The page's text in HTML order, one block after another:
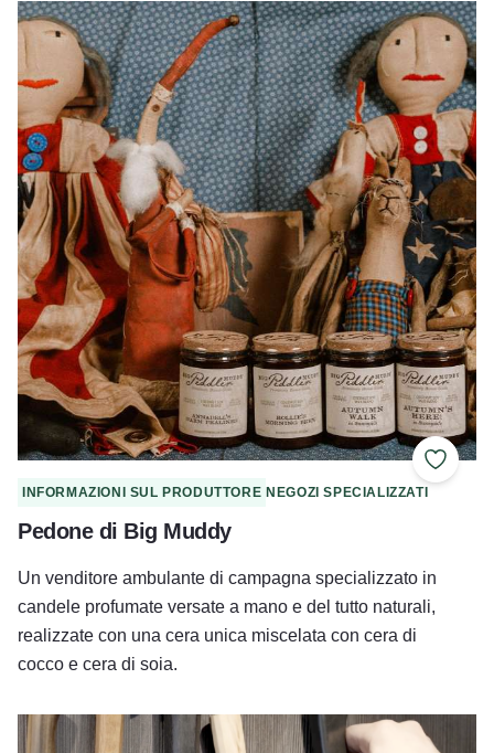
INFORMAZIONI SUL PRODUTTORE NEGOZI SPECIALIZZATI
Pedone di Big Muddy
Un venditore ambulante di campagna specializzato in
candele profumate versate a mano e del tutto naturali,
realizzate con una cera unica miscelata con cera di
cocco e cera di soia.
Pedone di Big Muddy
Laboratorio Edge of Normal